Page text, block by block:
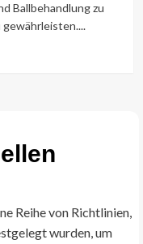
Ballbehandlung zu
Reihe von Richtlinien,
wurden, um